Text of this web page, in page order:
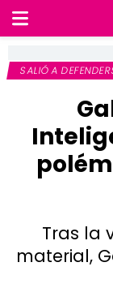
SALIÓ A
Tras la
material,